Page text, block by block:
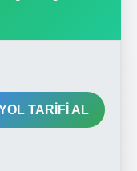
TARİFİ AL